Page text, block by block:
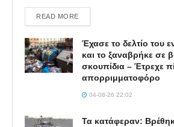
READ MOREDETAILS
Έχασε το δελτίο του
και το ξαναβρήκε σε
σκουπίδια – Έτρεχε
απορριμματοφόρο
04-08-26 22:02
Τα κατάφεραν: